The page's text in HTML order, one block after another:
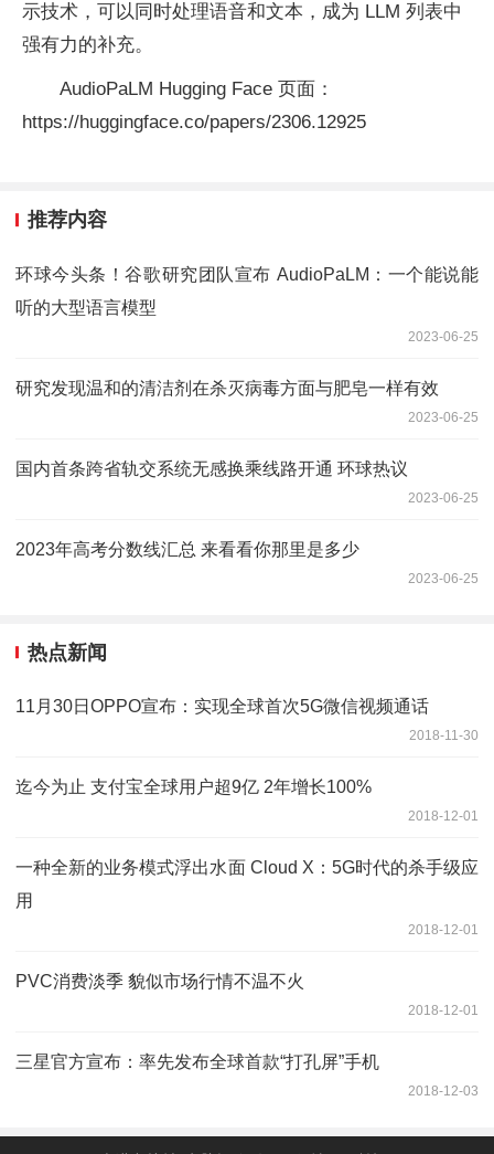
示技术，可以同时处理语音和文本，成为 LLM 列表中
强有力的补充。
AudioPaLM Hugging Face 页面：
https://huggingface.co/papers/2306.12925
推荐内容
环球今头条！谷歌研究团队宣布 AudioPaLM：一个能说能
听的大型语言模型
2023-06-25
研究发现温和的清洁剂在杀灭病毒方面与肥皂一样有效
2023-06-25
国内首条跨省轨交系统无感换乘线路开通 环球热议
2023-06-25
2023年高考分数线汇总 来看看你那里是多少
2023-06-25
热点新闻
11月30日OPPO宣布：实现全球首次5G微信视频通话
2018-11-30
迄今为止 支付宝全球用户超9亿 2年增长100%
2018-12-01
一种全新的业务模式浮出水面 Cloud X：5G时代的杀手级应
用
2018-12-01
PVC消费淡季 貌似市场行情不温不火
2018-12-01
三星官方宣布：率先发布全球首款“打孔屏”手机
2018-12-03